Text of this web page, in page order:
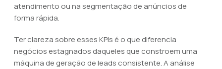
atendimento ou na segmentação de anúncios de
forma rápida.
Ter clareza sobre esses KPIs é o que diferencia
negócios estagnados daqueles que constroem uma
máquina de geração de leads consistente. A análise